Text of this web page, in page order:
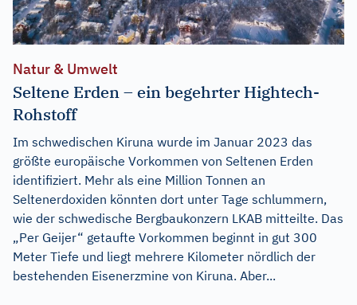
Natur & Umwelt
Seltene Erden – ein begehrter Hightech-
Rohstoff
Im schwedischen Kiruna wurde im Januar 2023 das
größte europäische Vorkommen von Seltenen Erden
identifiziert. Mehr als eine Million Tonnen an
Seltenerdoxiden könnten dort unter Tage schlummern,
wie der schwedische Bergbaukonzern LKAB mitteilte. Das
„Per Geijer“ getaufte Vorkommen beginnt in gut 300
Meter Tiefe und liegt mehrere Kilometer nördlich der
bestehenden Eisenerzmine von Kiruna. Aber...